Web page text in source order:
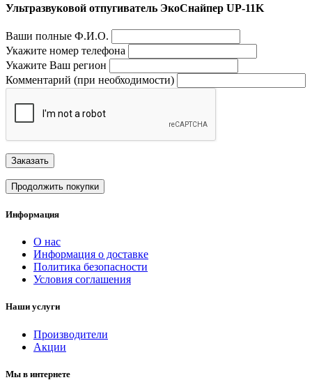
Ультразвуковой отпугиватель ЭкоСнайпер UP-11K
Ваши полные Ф.И.О.
Укажите номер телефона
Укажите Ваш регион
Комментарий (при необходимости)
Заказать
Продолжить покупки
Информация
О нас
Информация о доставке
Политика безопасности
Условия соглашения
Наши услуги
Производители
Акции
Мы в интернете